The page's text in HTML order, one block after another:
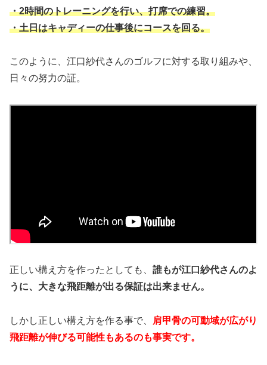
・2時間のトレーニングを行い、打席での練習。
・土日はキャディーの仕事後にコースを回る。
このように、江口紗代さんのゴルフに対する取り組みや、
日々の努力の証。
正しい構え方を作ったとしても、 誰もが江口紗代さんのよ
うに、大きな飛距離が出る保証は出来ません。
しかし正しい構え方を作る事で、
肩甲骨の可動域が広がり
飛距離が伸びる可能性もあるのも事実です。